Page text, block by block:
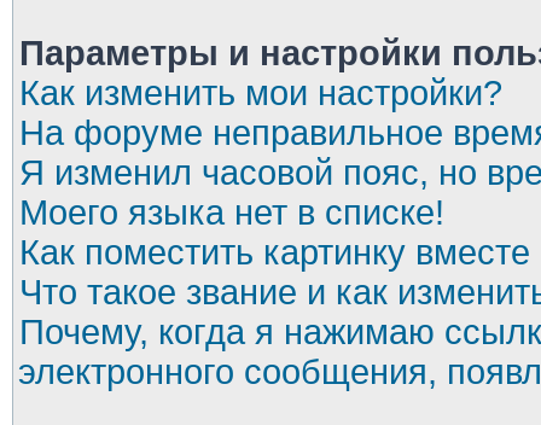
Параметры и настройки
Как изменить мои настройки?
На форуме неправильное
Я изменил часовой пояс, но
Моего языка нет в списке!
Как поместить картинку
Что такое звание и как
Почему, когда я нажимаю
электронного сообщения,